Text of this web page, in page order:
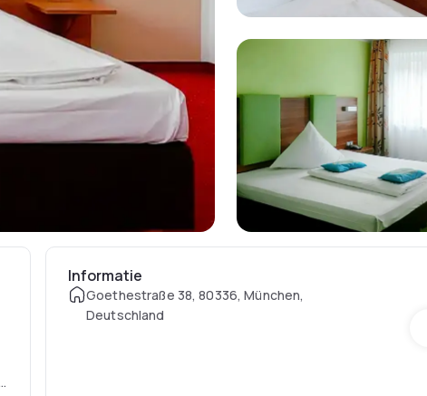
Informatie
Goethestraße 38, 80336, München,
Deutschland